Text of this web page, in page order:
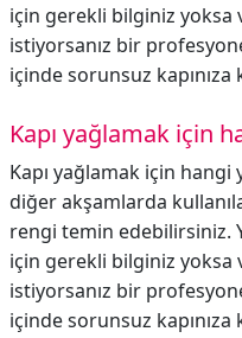
için gerekli bilginiz yoksa
istiyorsanız bir
içinde sorunsuz
Kapı yağlamak için
Kapı yağlamak için hangi
diğer akşamlarda
rengi temin edebilirsiniz.
için gerekli bilginiz yoksa
istiyorsanız bir
içinde sorunsuz